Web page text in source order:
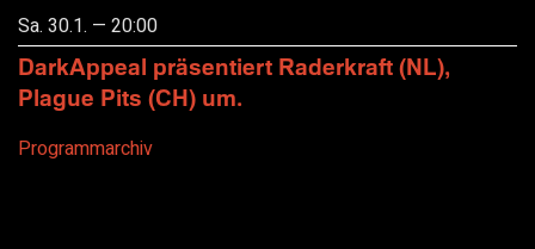
Sa. 30.1. — 20:00
DarkAppeal präsentiert Raderkraft (NL),
Plague Pits (CH) um.
Programmarchiv